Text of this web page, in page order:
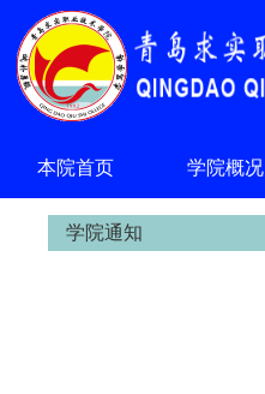
本院首页 学院概况
学院通知